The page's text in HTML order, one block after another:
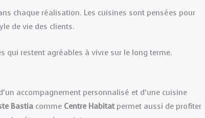
chaque réalisation. Les cuisines sont pensées pour
de vie des clients.
qui restent agréables à vivre sur le long terme.
accompagnement personnalisé et d’une cuisine
Bastia comme Centre Habitatpermet aussi de profiter